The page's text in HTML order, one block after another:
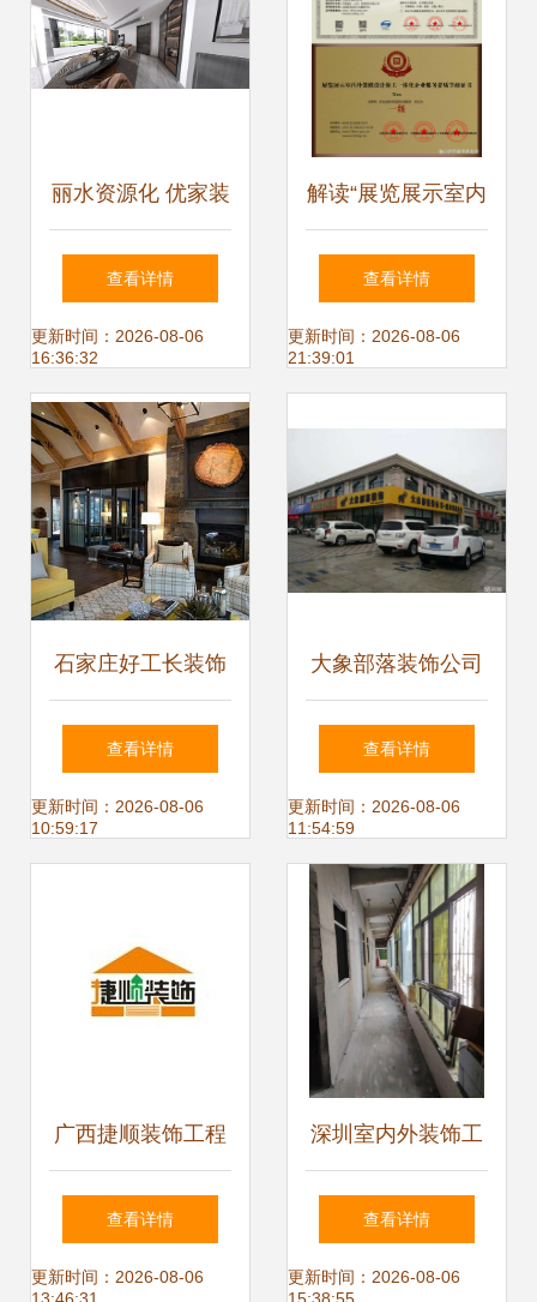
丽水资源化 优家装
饰赋能别墅室内外
设计施工一体化
查看详情
更新时间：2026-08-06
16:36:32
解读“展览展示室内
外装修设计施工一
体化企业服务资质
装饰装修工程设计
与施工
查看详情
更新时间：2026-08-06
21:39:01
石家庄好工长装饰
公司 专业设计与施
工，铸就品质室内
查看详情
更新时间：2026-08-06
10:59:17
大象部落装饰公司
匠心构筑内外美
学，一站式实现您
的空间梦想
查看详情
更新时间：2026-08-06
11:54:59
广西捷顺装饰工程
专业设计与施工，
打造理想空间
查看详情
更新时间：2026-08-06
深圳室内外装饰工
程 融合专业总承与
创意设计，打造理
查看详情
更新时间：2026-08-06